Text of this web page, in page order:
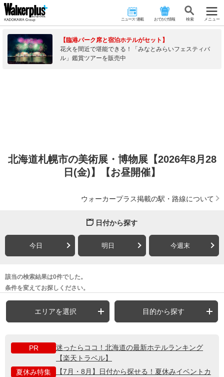
ニュース･連載 おでかけ情報 検 索 メニュー
【臨港パーク席と宿泊ホテルがセット】
花火を間近で堪能できる！「みなとみらいフェスティバ
ル」鑑賞ツアーを販売中
北海道札幌市の美術展・博物展【2026年8月28
日(金)】【お昼開催】
ウォーカープラス掲載の駅・路線について
日付から探す
今日 明日 今週末
該当の検索結果は0件でした。
条件を変えてお探しください。
エリアを選択 目的から探す
PR
迷ったらココ！北海道の最新ホテルランキング
【楽天トラベル】
夏休み特集
【7月・8月】日付から探せる！夏休みイベントカ